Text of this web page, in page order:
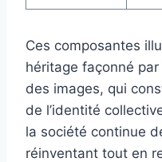
Ces composantes
héritage façonné
des images, qui
de l’identité
la société continue
réinventant tout en